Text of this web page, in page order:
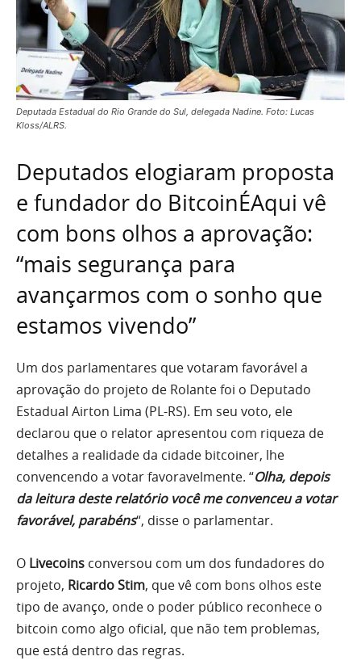
Deputada Estadual do Rio Grande do Sul, delegada Nadine. Foto: Lucas
Kloss/ALRS.
Deputados elogiaram proposta
e fundador do BitcoinÉAqui vê
com bons olhos a aprovação:
“mais segurança para
avançarmos com o sonho que
estamos vivendo”
Um dos parlamentares que votaram favorável a
aprovação do projeto de Rolante foi o Deputado
Estadual Airton Lima (PL-RS). Em seu voto, ele
declarou que o relator apresentou com riqueza de
detalhes a realidade da cidade bitcoiner, lhe
convencendo a votar favoravelmente. “Olha, depois
da leitura deste relatório você me convenceu a votar
favorável, parabéns“, disse o parlamentar.
O Livecoins conversou com um dos fundadores do
projeto, Ricardo Stim, que vê com bons olhos este
tipo de avanço, onde o poder público reconhece o
bitcoin como algo oficial, que não tem problemas,
que está dentro das regras.